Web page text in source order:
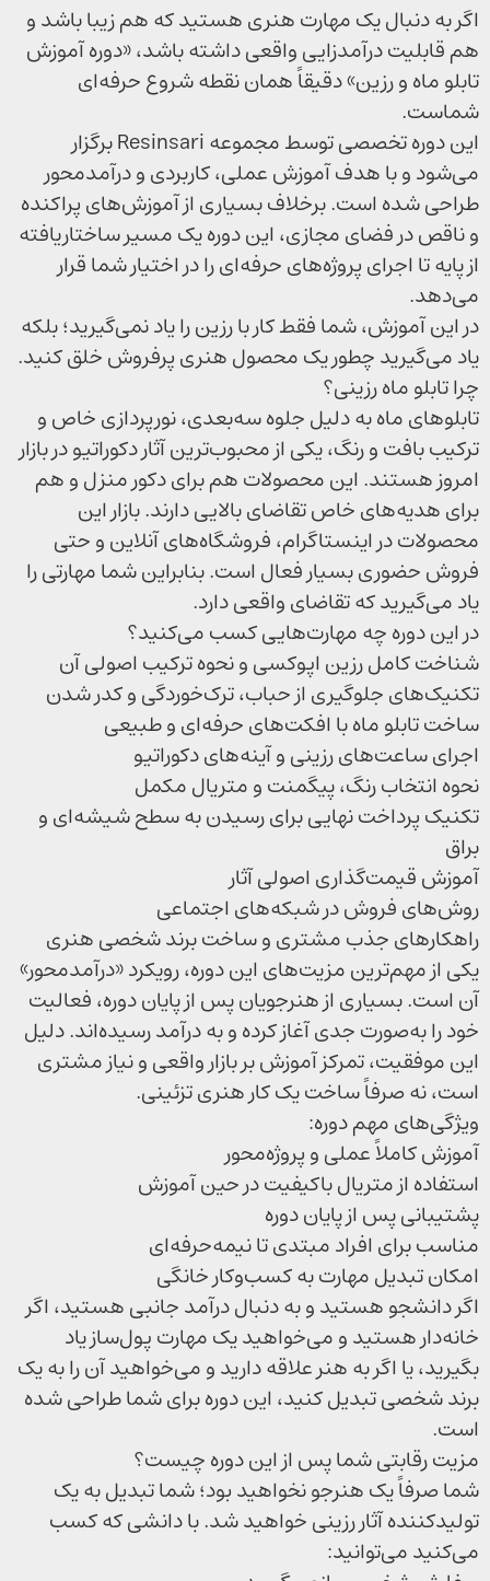
اگر به دنبال یک مهارت هنری هستید که هم زیبا باشد و
هم قابلیت درآمدزایی واقعی داشته باشد، «دوره آموزش
تابلو ماه و رزین» دقیقاً همان نقطه شروع حرفه‌ای
شماست.
این دوره تخصصی توسط مجموعه Resinsari برگزار
می‌شود و با هدف آموزش عملی، کاربردی و درآمدمحور
طراحی شده است. برخلاف بسیاری از آموزش‌های پراکنده
و ناقص در فضای مجازی، این دوره یک مسیر ساختاریافته
از پایه تا اجرای پروژه‌های حرفه‌ای را در اختیار شما قرار
می‌دهد.
در این آموزش، شما فقط کار با رزین را یاد نمی‌گیرید؛ بلکه
یاد می‌گیرید چطور یک محصول هنری پرفروش خلق کنید.
چرا تابلو ماه رزینی؟
تابلوهای ماه به دلیل جلوه سه‌بعدی، نورپردازی خاص و
ترکیب بافت و رنگ، یکی از محبوب‌ترین آثار دکوراتیو در بازار
امروز هستند. این محصولات هم برای دکور منزل و هم
برای هدیه‌های خاص تقاضای بالایی دارند. بازار این
محصولات در اینستاگرام، فروشگاه‌های آنلاین و حتی
فروش حضوری بسیار فعال است. بنابراین شما مهارتی را
یاد می‌گیرید که تقاضای واقعی دارد.
در این دوره چه مهارت‌هایی کسب می‌کنید؟
شناخت کامل رزین اپوکسی و نحوه ترکیب اصولی آن
تکنیک‌های جلوگیری از حباب، ترک‌خوردگی و کدر شدن
ساخت تابلو ماه با افکت‌های حرفه‌ای و طبیعی
اجرای ساعت‌های رزینی و آینه‌های دکوراتیو
نحوه انتخاب رنگ، پیگمنت و متریال مکمل
تکنیک پرداخت نهایی برای رسیدن به سطح شیشه‌ای و
براق
آموزش قیمت‌گذاری اصولی آثار
روش‌های فروش در شبکه‌های اجتماعی
راهکارهای جذب مشتری و ساخت برند شخصی هنری
یکی از مهم‌ترین مزیت‌های این دوره، رویکرد «درآمدمحور»
آن است. بسیاری از هنرجویان پس از پایان دوره، فعالیت
خود را به‌صورت جدی آغاز کرده و به درآمد رسیده‌اند. دلیل
این موفقیت، تمرکز آموزش بر بازار واقعی و نیاز مشتری
است، نه صرفاً ساخت یک کار هنری تزئینی.
ویژگی‌های مهم دوره:
آموزش کاملاً عملی و پروژه‌محور
استفاده از متریال باکیفیت در حین آموزش
پشتیبانی پس از پایان دوره
مناسب برای افراد مبتدی تا نیمه‌حرفه‌ای
امکان تبدیل مهارت به کسب‌وکار خانگی
اگر دانشجو هستید و به دنبال درآمد جانبی هستید، اگر
خانه‌دار هستید و می‌خواهید یک مهارت پول‌ساز یاد
بگیرید، یا اگر به هنر علاقه دارید و می‌خواهید آن را به یک
برند شخصی تبدیل کنید، این دوره برای شما طراحی شده
است.
مزیت رقابتی شما پس از این دوره چیست؟
شما صرفاً یک هنرجو نخواهید بود؛ شما تبدیل به یک
تولیدکننده آثار رزینی خواهید شد. با دانشی که کسب
می‌کنید می‌توانید: